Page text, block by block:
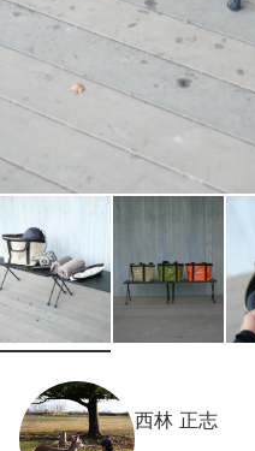
西林 正志